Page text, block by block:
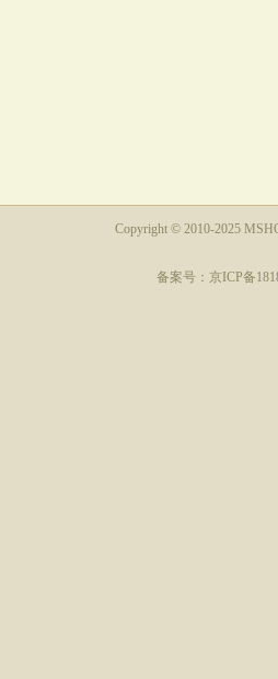
Copyright © 2010-2025
备案号：京ICP备